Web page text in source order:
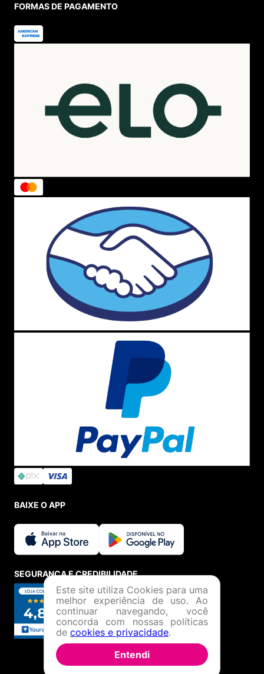
FORMAS DE PAGAMENTO
BAIXE O APP
SEGURANÇA E CREDIBILIDADE
Este site utiliza Cookies para uma
melhor experiência de uso. Ao
continuar navegando, você
concorda com nossas políticas
de cookies e privacidade.
Entendi